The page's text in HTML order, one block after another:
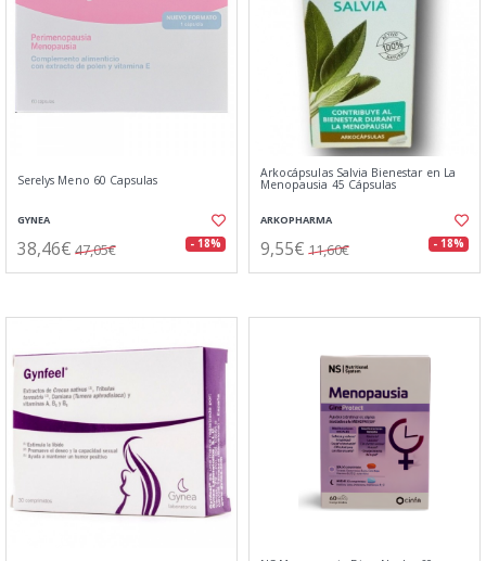
Serelys Meno 60 Capsulas
GYNEA
38,46€ 47,05€ - 18%
Arkocápsulas Salvia Bienestar en La
Menopausia 45 Cápsulas
ARKOPHARMA
9,55€ 11,60€ - 18%